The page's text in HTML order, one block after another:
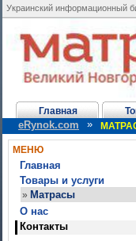
Украинский информационный
Главная
eRynok.com »
МЕНЮ
Главная
Товары и услуги
» Матрасы
О нас
Контакты